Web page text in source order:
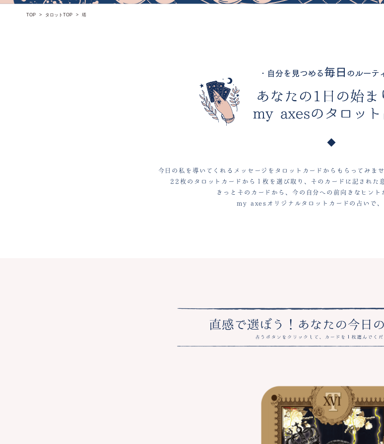
TOP タロットTOP 塔
今日の私を導いてくれるメッセージをタロットカードからもらってみま
22枚のタロットカードから１枚を選び取り、そのカードに記された
きっとそのカードから、今の自分への前向きなヒント
my axesオリジナルタロットカードの占いで、